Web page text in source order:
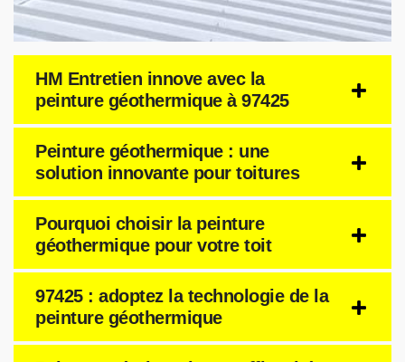
HM Entretien innove avec la
peinture géothermique à 97425
Peinture géothermique : une
solution innovante pour toitures
Pourquoi choisir la peinture
géothermique pour votre toit
97425 : adoptez la technologie de la
peinture géothermique